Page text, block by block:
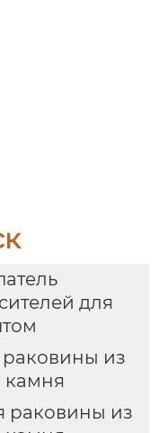
для
раковины из
камня
раковины из